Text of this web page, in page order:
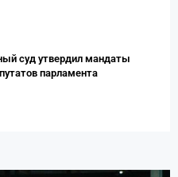
суд утвердил мандаты
парламента